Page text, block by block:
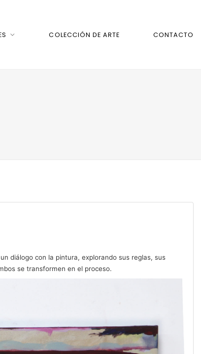
COLECCIÓN DE ARTE CONTACTO
diálogo con la pintura, explorando sus reglas, sus
se transformen en el proceso.